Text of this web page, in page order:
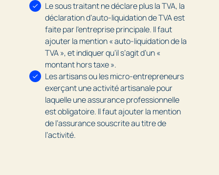
Le sous traitant ne déclare plus la TVA, la
déclaration d’auto-liquidation de TVA est
faite par l’entreprise principale. Il faut
ajouter la mention « auto-liquidation de la
TVA », et indiquer qu’il s’agit d’un «
montant hors taxe ».
Les artisans ou les micro-entrepreneurs
exerçant une activité artisanale pour
laquelle une assurance professionnelle
est obligatoire. Il faut ajouter la mention
de l’assurance souscrite au titre de
l’activité.